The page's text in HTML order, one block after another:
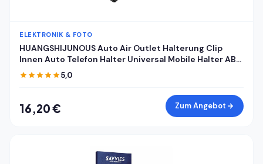
ELEKTRONIK & FOTO
HUANGSHIJUNOUS Auto Air Outlet Halterung Clip
Innen Auto Telefon Halter Universal Mobile Halter ABS
Auto Halterung Telefon Unterstützung Handy Halter
5,0
16,20 € Zum Angebot